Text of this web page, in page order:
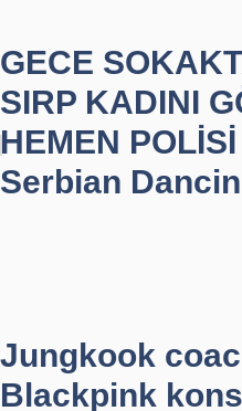
GECE
SIRP KADINI
HEMEN
Serbian
Jungkook
Blackpink